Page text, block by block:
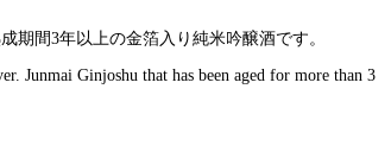
期間3年以上の金箔入り純米吟醸酒です。
Junmai Ginjoshu that has been aged for more than 3